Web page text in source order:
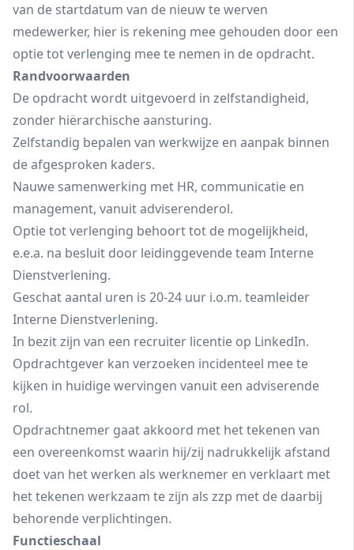
van de startdatum van de nieuw te werven
medewerker, hier is rekening mee gehouden door een
optie tot verlenging mee te nemen in de opdracht.
Randvoorwaarden
De opdracht wordt uitgevoerd in zelfstandigheid,
zonder hiërarchische aansturing.
Zelfstandig bepalen van werkwijze en aanpak binnen
de afgesproken kaders.
Nauwe samenwerking met HR, communicatie en
management, vanuit adviserenderol.
Optie tot verlenging behoort tot de mogelijkheid,
e.e.a. na besluit door leidinggevende team Interne
Dienstverlening.
Geschat aantal uren is 20-24 uur i.o.m. teamleider
Interne Dienstverlening.
In bezit zijn van een recruiter licentie op LinkedIn.
Opdrachtgever kan verzoeken incidenteel mee te
kijken in huidige wervingen vanuit een adviserende
rol.
Opdrachtnemer gaat akkoord met het tekenen van
een overeenkomst waarin hij/zij nadrukkelijk afstand
doet van het werken als werknemer en verklaart met
het tekenen werkzaam te zijn als zzp met de daarbij
behorende verplichtingen.
Functieschaal